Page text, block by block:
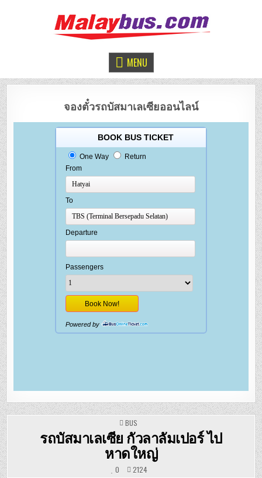
จองตั๋วรถทัวร์มาเลเซีย
MENU
จองตั๋วรถบัสมาเลเซียออนไลน์
POSTED
IN
BUS
รถบัสมาเลเซีย กัวลาลัมเปอร์ ไป
หาดใหญ่
0 2124